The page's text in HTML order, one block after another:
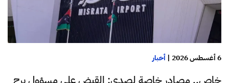
6 أغسطس 2026 | أخبار
خاص.. مصادر خاصة لصدى: القبض على مسؤول برج